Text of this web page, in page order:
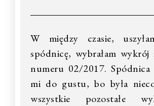
W między czasie,
spódnicę, wybrałam
numeru 02/2017. Spódnica
mi do gustu, bo była
wszystkie pozostałe